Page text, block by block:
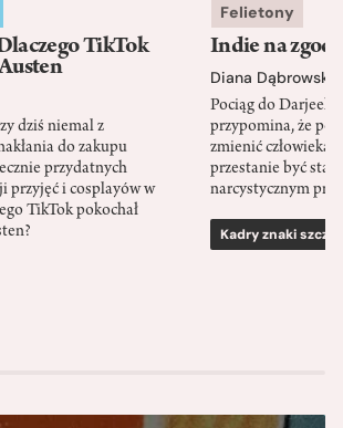
TikTok
dziś niemal z
do zakupu
przydatnych
przyjęć i cosplayów w
TikTok pokochał
Felietony
Indie na
Diana Dąbrowska
Pociąg do
przypomina, że
zmienić człowieka
przestanie być
narcystycznym
Kadry znaki